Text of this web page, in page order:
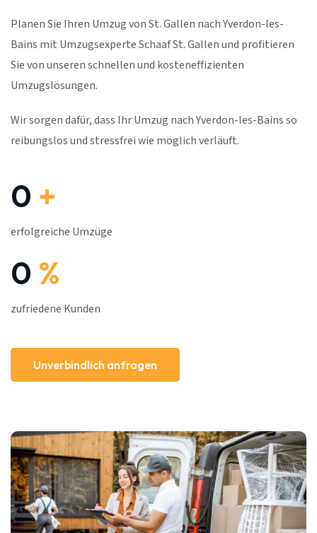
Planen Sie Ihren Umzug von St. Gallen nach Yverdon-les-
Bains mit Umzugsexperte Schaaf St. Gallen und profitieren
Sie von unseren schnellen und kosteneffizienten
Umzugslösungen.
Wir sorgen dafür, dass Ihr Umzug nach Yverdon-les-Bains so
reibungslos und stressfrei wie möglich verläuft.
0 +
erfolgreiche Umzüge
0 %
zufriedene Kunden
Unverbindlich anfragen